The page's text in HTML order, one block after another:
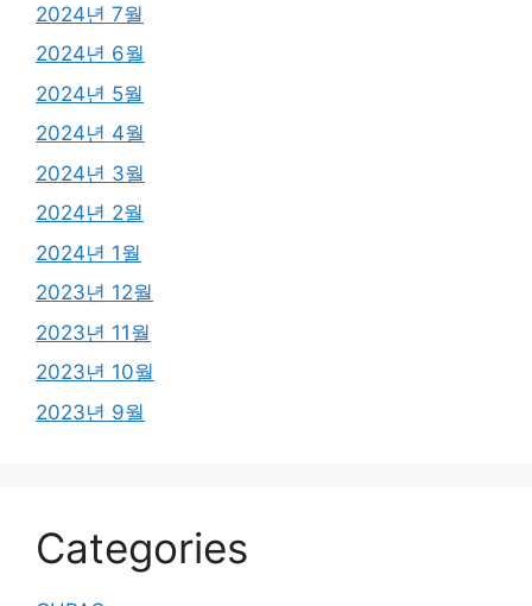
2024년 7월
2024년 6월
2024년 5월
2024년 4월
2024년 3월
2024년 2월
2024년 1월
2023년 12월
2023년 11월
2023년 10월
2023년 9월
Categories